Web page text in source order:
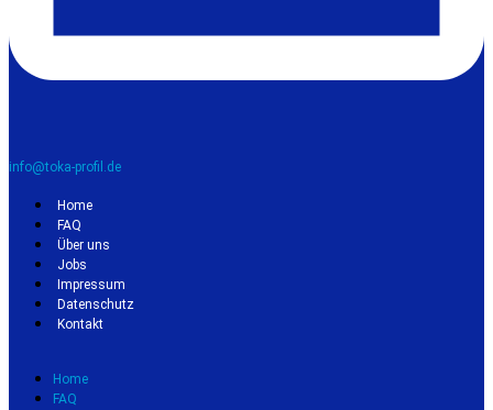
info@toka-profil.de
Home
FAQ
Über uns
Jobs
Impressum
Datenschutz
Kontakt
Home
FAQ